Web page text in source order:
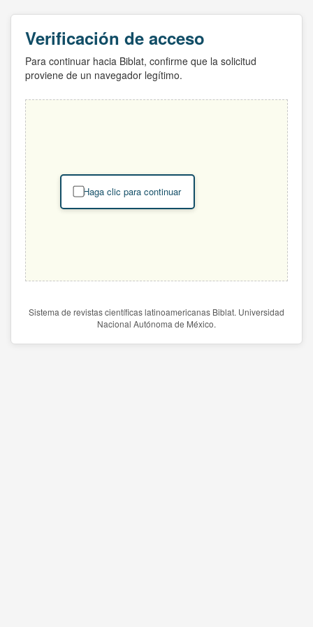
Verificación de acceso
Para continuar hacia Biblat, confirme que la solicitud
proviene de un navegador legítimo.
Haga clic para continuar
Sistema de revistas científicas latinoamericanas Biblat. Universidad
Nacional Autónoma de México.